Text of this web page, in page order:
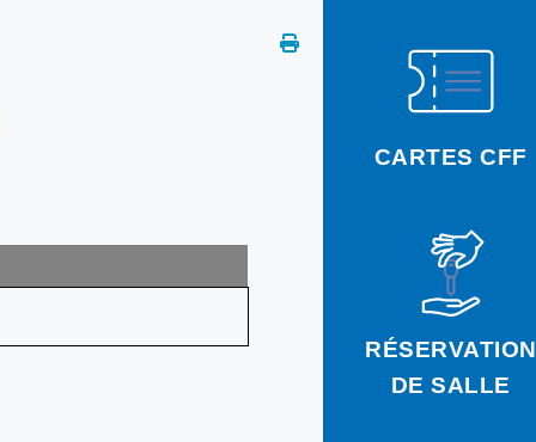
CARTES CFF
RÉSERVATION
DE SALLE